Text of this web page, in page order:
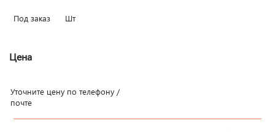
Под заказ Шт
Цена
Уточните цену по телефону /
почте